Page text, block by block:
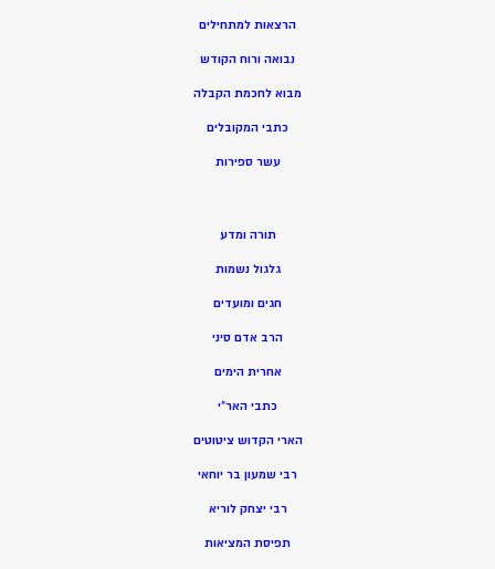
הרצאות למתחילים
נבואה ורוח הקודש
מבוא לחכמת הקבלה
כתבי המקובלים
עשר ספירות
תורה ומדע
גלגול נשמות
חגים ומועדים
הרב אדם סיני
אחרית הימים
כתבי האר”י
הארי הקדוש ציטוטים
רבי שמעון בר יוחאי
רבי יצחק לוריא
תפיסת המציאות